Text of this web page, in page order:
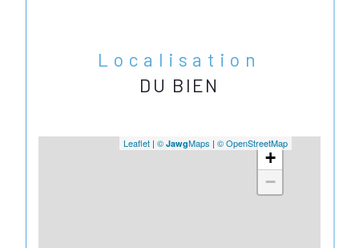
Localisation
DU BIEN
+
−
Leaflet | © JawgMaps | © OpenStreetMap